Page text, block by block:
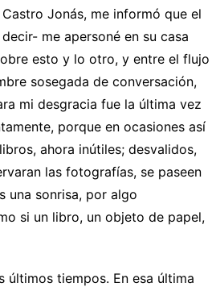
Jonás, me informó que el
me apersoné en su casa
esto y lo otro, y entre el flujo
sosegada de conversación,
mi desgracia fue la última vez
porque en ocasiones así
ahora inútiles; desvalidos,
las fotografías, se paseen
una sonrisa, por algo
si un libro, un objeto de papel,
últimos tiempos. En esa última